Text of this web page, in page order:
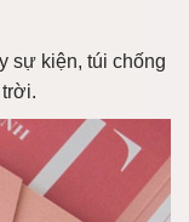
sự kiện, túi chống